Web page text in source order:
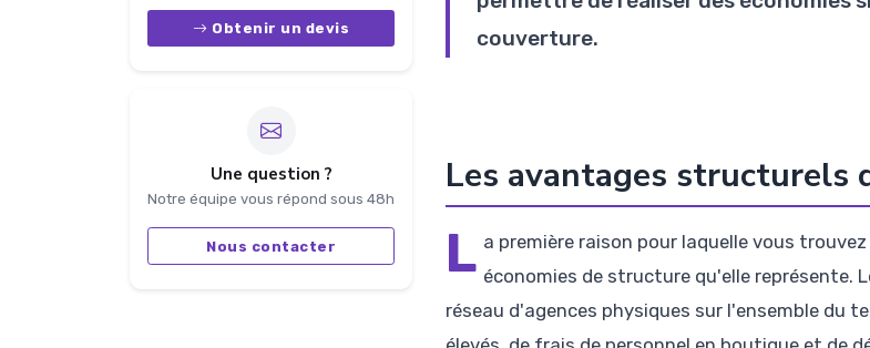
Obtenir un devis
Une question ?
Notre équipe vous répond sous 48h
Nous contacter
couverture.
Les avantages
L a première raison pour laquelle vous trouvez
économies de structure qu'elle représente.
réseau d'agences physiques sur l'ensemble du